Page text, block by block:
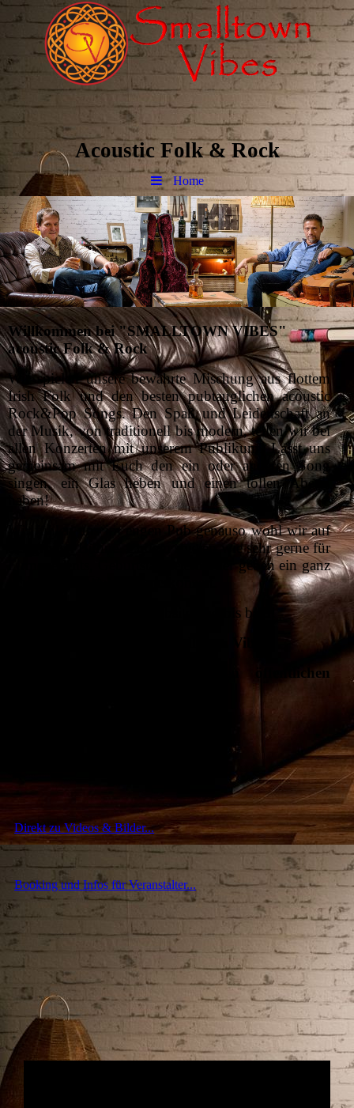
Acoustic Folk & Rock
Home
Willkommen bei "SMALLTOWN VIBES"
acoustic Folk & Rock
Wir spielen unsere bewährte Mischung aus flottem
Irish Folk und den besten pubtauglichen acoustic
Rock&Pop Songs. Den Spaß und Leidenschaft an
der Musik, von traditionell bis modern, teilen wir bei
allen Konzerten mit unserem Publikum. Lasst uns
gemeinsam mit Euch den ein oder anderen Song
singen, ein Glas heben und einen tollen Abend
haben!
Wir fühlen uns im engen Pub genauso wohl wir auf
der großen Bühne. Zudem spielen wie sehr gerne für
Firmenevents, Geburtstagsfeiern oder geben ein ganz
Viel Spass auf unserer Website und bis bald!
Smalltown Vibes
unsere aktuellen öffentlichen
Direkt zu Videos & Bilder...
Booking und Infos für Veranstalter...